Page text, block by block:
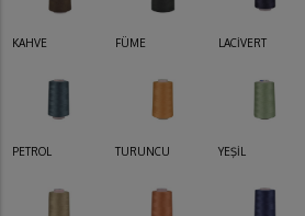
KAHVE FÜME LACİVERT
PETROL TURUNCU YEŞİL